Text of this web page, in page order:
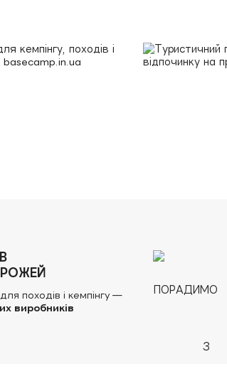
походів і кемпінгу —
виробників